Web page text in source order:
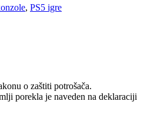
, PS5 igre
o zaštiti potrošača.
porekla je naveden na deklaraciji